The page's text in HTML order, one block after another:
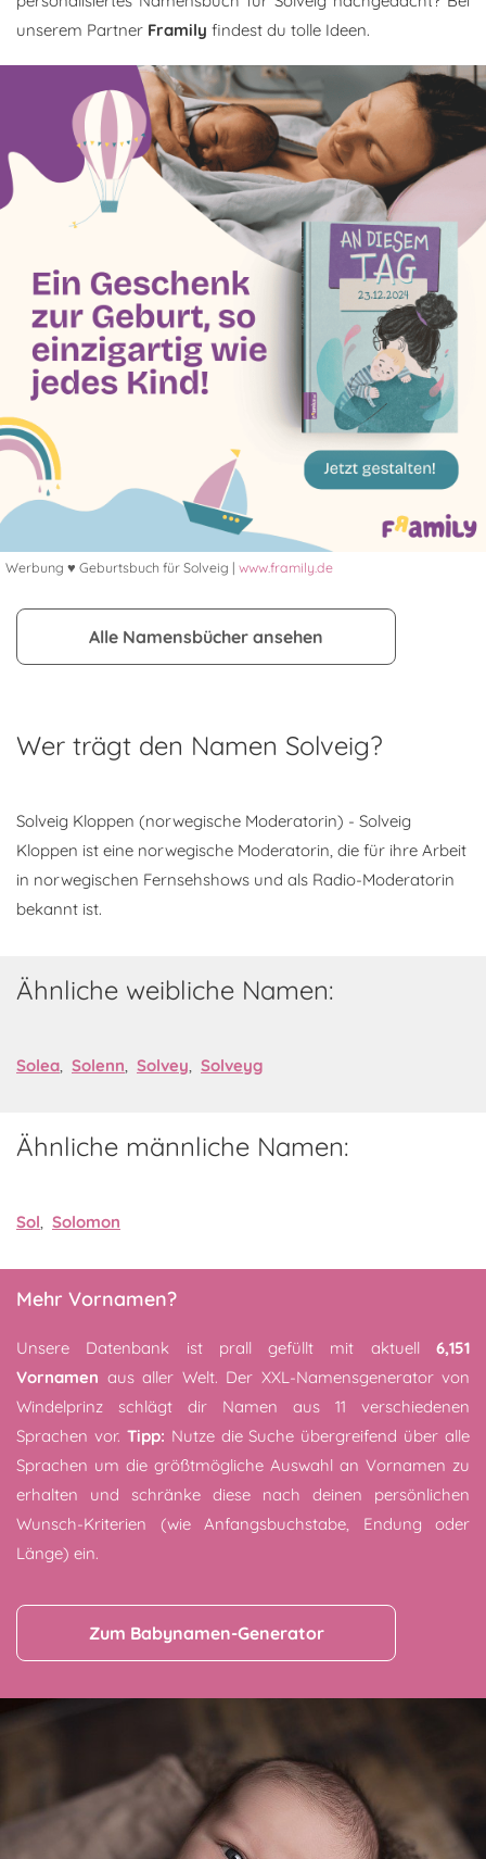
unserem Partner Framily findest du tolle Ideen.
Werbung ♥ Geburtsbuch für Solveig | www.framily.de
Alle Namensbücher ansehen
Wer trägt den Namen Solveig?
Solveig Kloppen (norwegische Moderatorin) - Solveig
Kloppen ist eine norwegische Moderatorin, die für ihre Arbeit
in norwegischen Fernsehshows und als Radio-Moderatorin
bekannt ist.
Ähnliche weibliche Namen:
Solea, Solenn, Solvey, Solveyg
Ähnliche männliche Namen:
Sol, Solomon
Mehr Vornamen?
Unsere Datenbank ist prall gefüllt mit aktuell 6,151
Vornamen aus aller Welt. Der XXL-Namensgenerator von
Windelprinz schlägt dir Namen aus 11 verschiedenen
Sprachen vor. Tipp: Nutze die Suche übergreifend über alle
Sprachen um die größtmögliche Auswahl an Vornamen zu
erhalten und schränke diese nach deinen persönlichen
Wunsch-Kriterien (wie Anfangsbuchstabe, Endung oder
Länge) ein.
Zum Babynamen-Generator